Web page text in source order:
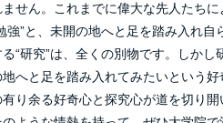
せん。これまでに偉大な先人たちに
強”と、未開の地へと足を踏み入れ自
“研究”は、全くの別物です。しかし
へと足を踏み入れてみたいという好
り余る好奇心と探究心が道を切り開